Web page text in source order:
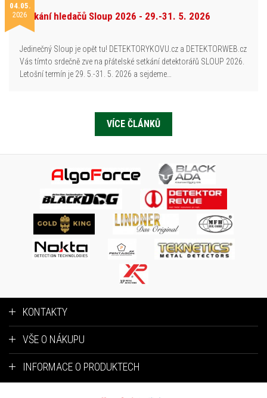
04.05.
2026Setkání hledačů Sloup 2026 - 29.-31. 5. 2026
Jedinečný Sloup je opět tu! DETEKTORYKOVU.cz a DETEKTORWEB.cz
Vás tímto srdečně zve na přátelské setkání detektorářů SLOUP 2026.
Letošní termín je 29. 5.-31. 5. 2026 a sejdeme…
VÍCE ČLÁNKŮ
KONTAKTY
VŠE O NÁKUPU
INFORMACE O PRODUKTECH